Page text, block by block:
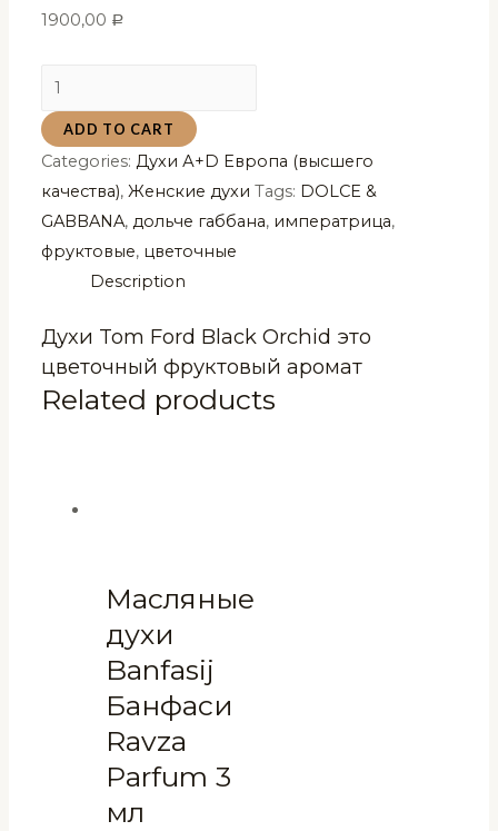
1900,00 Р
Духи
L'imperatrice
100
мл
(копия)
quantity
ADD TO CART
Categories:Духи А+D Европа (высшего
качества),Женские духи Tags: DOLCE &
GABBANA,дольче габбана, императрица,
фруктовые, цветочные
Description
Духи Tom Ford Black Orchid это
цветочный фруктовый аромат
Related products
Масляные
духи
Banfasij
Банфаси
Ravza
Parfum 3
мл